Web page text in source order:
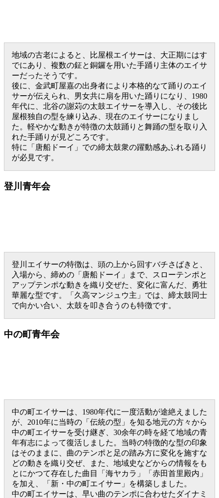
地域の古老によると、比屋根エイサーは、大正期にはす
でにあり、複数の鉦と銅鑼を用いた手踊り主体のエイサ
ーだったそうです。
後に、金武町屋嘉の出身者により本格的なて踊りのエイ
サーが伝えられ、男女共に扇を用いた踊りになり、1980
年代に、北谷の謝苅の太鼓エイサーを導入し、その後比
屋根独自の型を練り込み、現在のエイサーになりまし
た。軽やかな動きが特徴の太鼓踊りと舞踊の型を取り入
れた手踊りが見どころです。
特に「唐船ドーイ」での締太鼓衆の躍動感あふれる踊り
が必見です。
登川青年会
登川エイサーの特徴は、頭の上から回すバチさばきと、
入場から、締めの「唐船ドーイ」まで、スローテンポと
アップテンポな動きを織り交ぜた、変化に富んだ、勇壮
華麗な型です。「久高マンジュウ主」では、締太鼓同士
で向かい合い、太鼓を叩き合うのも特徴です。
中の町青年会
中の町エイサーは、1980年代に一度活動が途絶えました
が、2010年に当時の「伝統の型」を知る地元の方々から
中の町エイサーを受け継ぎ、30余年の時を経て地域の青
年有志によって復活しました。当時の特徴的な型の印象
はそのままに、曲のテンポと足の踏み方に変化を施すな
どの動きを織り交ぜ、また、地域史などからの情報をも
とにかつて存在した曲目「海ヤカラ」「赤田首里殿内」
を加え、「新・中の町エイサー」を構築しました。
中の町エイサーは、早い曲のテンポに合わせたダイナミ